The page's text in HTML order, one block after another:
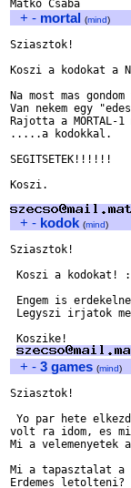
+ - mortal (mind)
Sziasztok!
Koszi a kodokat a
Na most mas
Van nekem egy
Rajotta a
.....a kodokkal.
SEGITSETEK!!!!!!
Koszi.
+ - kodok (mind)
Sziasztok!
Koszi a kodokat!
Engem is
Legyszi irjatok
Koszike!
+ - 3 games (mind)
Sziasztok!
Yo par hete
volt ra idom, es
Mi a velemenyetek
Mi a tapasztalat
Erdemes letolteni?